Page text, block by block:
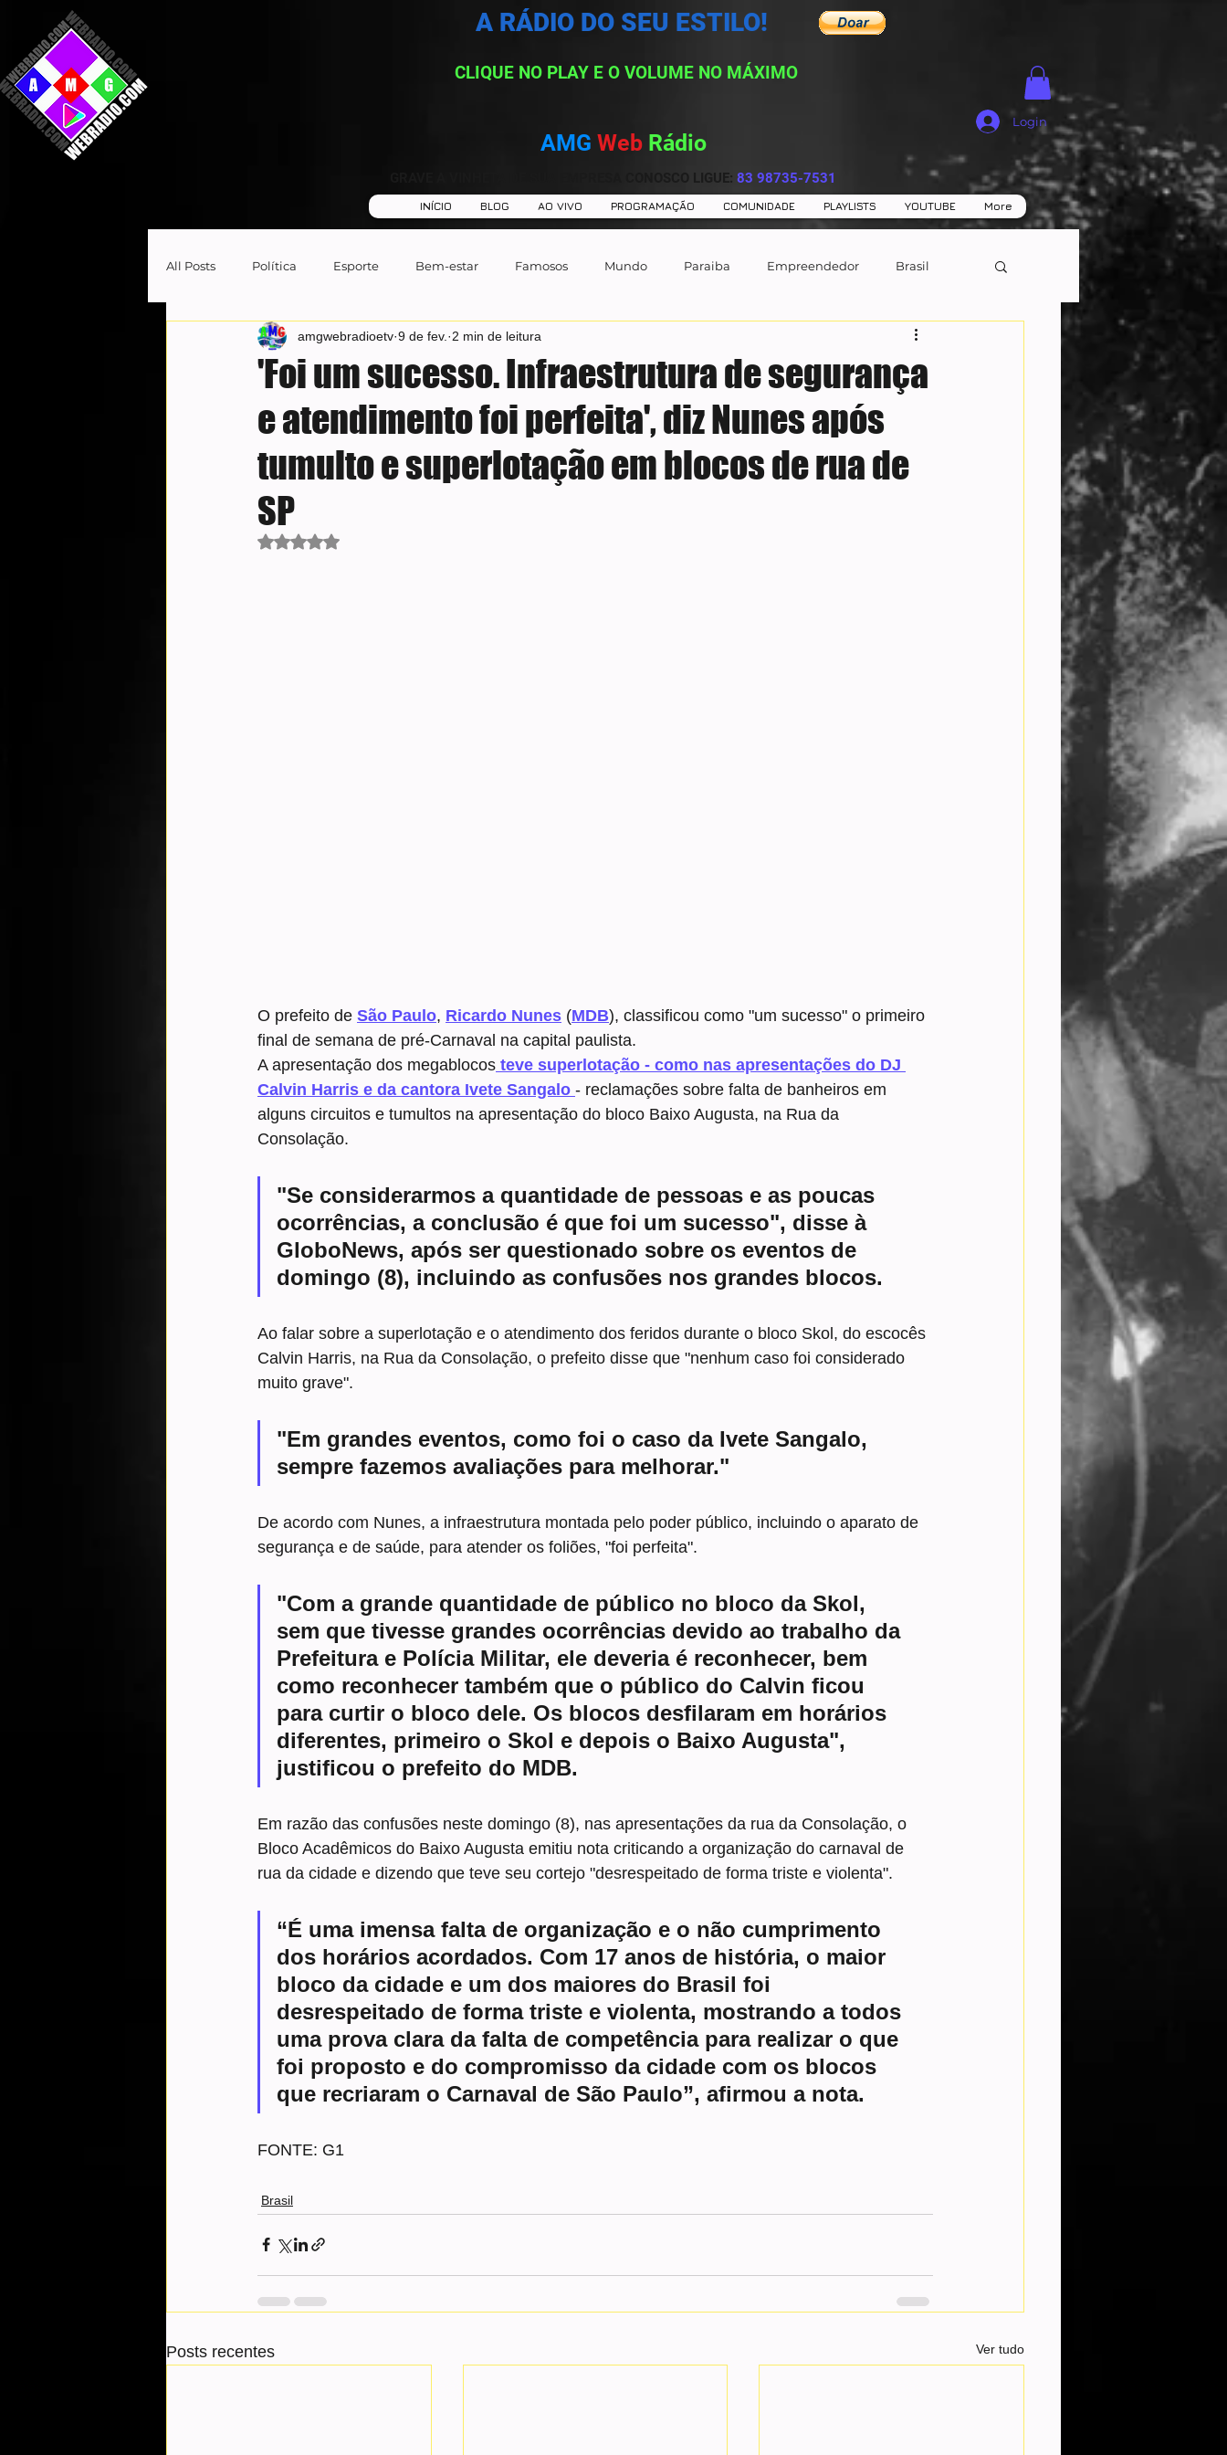
CLIQUE NO PLAY E O VOLUME NO MÁXIMO
AMG Web Rádio
GRAVE A VINHETA DE SUA EMPRESA CONOSCO LIGUE: 83 98735-7531
A RÁDIO DO SEU ESTILO!
Login
INÍCIO BLOG AO VIVO PROGRAMAÇÃO COMUNIDADE PLAYLISTS YOUTUBE More
All Posts Política Esporte Bem-estar Famosos Mundo Paraiba Empreendedor Brasil
'Foi um sucesso. Infraestrutura de segurança
e atendimento foi perfeita', diz Nunes após
tumulto e superlotação em blocos de rua de
SP
amgwebradioetv 9 de fev. 2 min de leitura
Avaliado com NaN de 5 estrelas.
O prefeito de São Paulo, Ricardo Nunes (MDB), classificou como "um sucesso" o primeiro
final de semana de pré-Carnaval na capital paulista.
A apresentação dos megablocos teve superlotação - como nas apresentações do DJ
Calvin Harris e da cantora Ivete Sangalo - reclamações sobre falta de banheiros em
alguns circuitos e tumultos na apresentação do bloco Baixo Augusta, na Rua da
Consolação.
"Se considerarmos a quantidade de pessoas e as poucas
ocorrências, a conclusão é que foi um sucesso", disse à
GloboNews, após ser questionado sobre os eventos de
domingo (8), incluindo as confusões nos grandes blocos.
Ao falar sobre a superlotação e o atendimento dos feridos durante o bloco Skol, do escocês
Calvin Harris, na Rua da Consolação, o prefeito disse que "nenhum caso foi considerado
muito grave".
"Em grandes eventos, como foi o caso da Ivete Sangalo,
sempre fazemos avaliações para melhorar."
De acordo com Nunes, a infraestrutura montada pelo poder público, incluindo o aparato de
segurança e de saúde, para atender os foliões, "foi perfeita".
"Com a grande quantidade de público no bloco da Skol,
sem que tivesse grandes ocorrências devido ao trabalho da
Prefeitura e Polícia Militar, ele deveria é reconhecer, bem
como reconhecer também que o público do Calvin ficou
para curtir o bloco dele. Os blocos desfilaram em horários
diferentes, primeiro o Skol e depois o Baixo Augusta",
justificou o prefeito do MDB.
Em razão das confusões neste domingo (8), nas apresentações da rua da Consolação, o
Bloco Acadêmicos do Baixo Augusta emitiu nota criticando a organização do carnaval de
rua da cidade e dizendo que teve seu cortejo "desrespeitado de forma triste e violenta".
“É uma imensa falta de organização e o não cumprimento
dos horários acordados. Com 17 anos de história, o maior
bloco da cidade e um dos maiores do Brasil foi
desrespeitado de forma triste e violenta, mostrando a todos
uma prova clara da falta de competência para realizar o que
foi proposto e do compromisso da cidade com os blocos
que recriaram o Carnaval de São Paulo”, afirmou a nota.
FONTE: G1
Brasil
Posts recentes Ver tudo